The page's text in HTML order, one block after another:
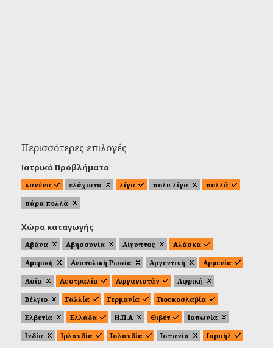
Περισσότερες επιλογές
Ιατρικά Προβλήματα
κανένα ελάχιστα λίγα πολυ λίγα
πολλά
πάρα πολλά
Χώρα καταγωγής
Αβάνα Αβησσυνία Αίγυπτος
Αλάσκα
Αμερική
Ανατολική Ρωσία Αργεντινή
Αρμενία
Ασία
Αυστραλία Αφγανιστάν
Αφρική
Βέλγιο
Γαλλία Γερμανία
Γιουκοσλαβία
Ελβετία
Ελλάδα Η.Π.Α Θιβέτ
Ιαπωνία
Ινδία
Ιρλανδία Ισλανδία Ισπανία
Ισραήλ